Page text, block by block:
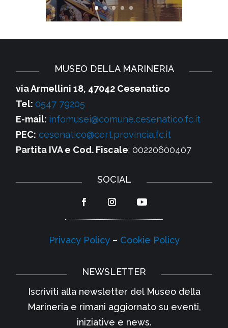
MUSEO DELLA MARINERIA
via Armellini 18, 47042 Cesenatico
Tel:0547 79205
E-mail: infomusei@comune.cesenatico.fc.it
PEC: cesenatico@cert.provincia.fc.it
Partita IVA e Cod. Fiscale: 00220600407
SOCIAL
Privacy Policy– Cookie Policy
NEWSLETTER
Iscriviti alla newsletter del Museo della
Marineria e rimani aggiornato su eventi,
iniziative e news.